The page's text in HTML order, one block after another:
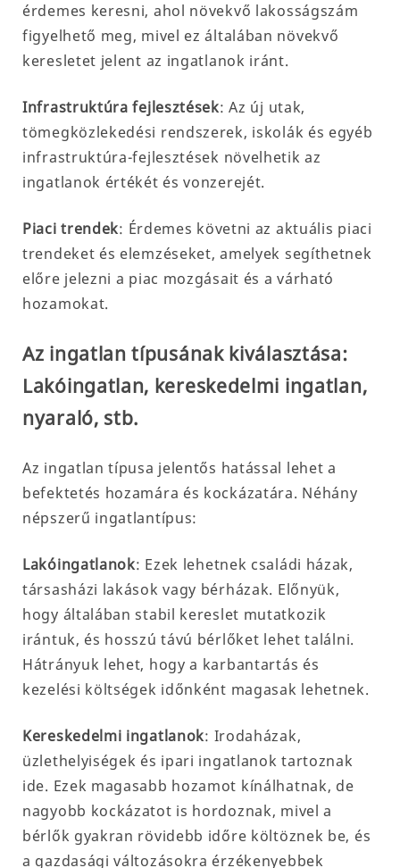
érdemes keresni, ahol növekvő lakosságszám
figyelhető meg, mivel ez általában növekvő
keresletet jelent az ingatlanok iránt.
Infrastruktúra fejlesztések: Az új utak,
tömegközlekedési rendszerek, iskolák és egyéb
infrastruktúra-fejlesztések növelhetik az
ingatlanok értékét és vonzerejét.
Piaci trendek: Érdemes követni az aktuális piaci
trendeket és elemzéseket, amelyek segíthetnek
előre jelezni a piac mozgásait és a várható
hozamokat.
Az ingatlan típusának kiválasztása:
Lakóingatlan, kereskedelmi ingatlan,
nyaraló, stb.
Az ingatlan típusa jelentős hatással lehet a
befektetés hozamára és kockázatára. Néhány
népszerű ingatlantípus:
Lakóingatlanok: Ezek lehetnek családi házak,
társasházi lakások vagy bérházak. Előnyük,
hogy általában stabil kereslet mutatkozik
irántuk, és hosszú távú bérlőket lehet találni.
Hátrányuk lehet, hogy a karbantartás és
kezelési költségek időnként magasak lehetnek.
Kereskedelmi ingatlanok: Irodaházak,
üzlethelyiségek és ipari ingatlanok tartoznak
ide. Ezek magasabb hozamot kínálhatnak, de
nagyobb kockázatot is hordoznak, mivel a
bérlők gyakran rövidebb időre költöznek be, és
a gazdasági változásokra érzékenyebbek